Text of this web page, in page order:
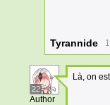
Tyrannide
22
Author
Là, on